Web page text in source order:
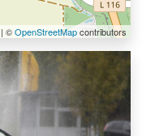
| ©OpenStreetMapcontributors